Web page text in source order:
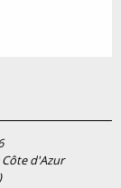
d'Azur